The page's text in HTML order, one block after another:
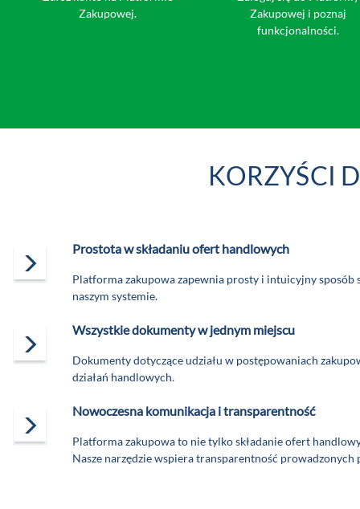
Zakupowej.
Zakupowej i poznaj
funkcjonalności.
KORZYŚCI
Prostota w składaniu ofert handlowych
Platforma zakupowa zapewnia prosty i intuicyjny sposób
naszym systemie.
Wszystkie dokumenty w jednym miejscu
Dokumenty dotyczące udziału w postępowaniach
działań handlowych.
Nowoczesna komunikacja i transparentność
Platforma zakupowa to nie tylko składanie ofert
Nasze narzędzie wspiera transparentność prowadzonych